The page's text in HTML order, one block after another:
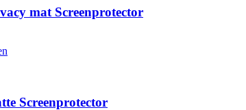
mat Screenprotector
Screenprotector